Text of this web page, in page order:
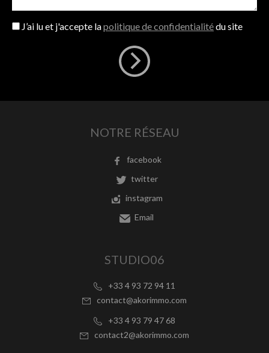
J’ai lu et j'accepte lapolitique de confidentialitédu site
NOTRE RÉSEAU
facebook
twitter
instagram
Email
STUDIO06
+33 4 93 72 94 11
contact@akorimmo.com
+33 4 93 79 47 68
contact2@akorimmo.com